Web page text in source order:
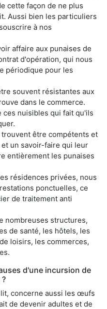
cette façon de ne plus
Aussi bien les particuliers
à nos
affaire aux punaises de
d'opération, qui nous
périodique pour les
souvent résistantes aux
dans le commerce.
ces nuisibles qui fait qu'ils
être compétents et
un savoir-faire qui leur
entièrement les punaises
résidences privées, nous
ponctuelles, ce
de traitement anti
nombreuses structures,
de santé, les hôtels, les
loisirs, les commerces,
d'une incursion de
concerne aussi les œufs
de devenir adultes et de